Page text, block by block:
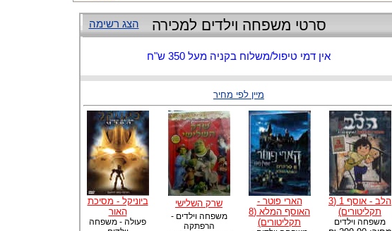
הצג רשימה סרטי משפחה וילדים למכירה
אין דמי טיפול/משלוח בקניה מעל 350 ש"ח
מיין לפי מחיר
הלב - אוסף 1 (3
תקליטורים)
משפחה וילדים
הארי פוטר -
האוסף המלא (8
תקליטורים)
שרק השלישי
משפחה וילדים -
הרפתקה
ביוניקל - מסיכת
האור
פעולה - משפחה